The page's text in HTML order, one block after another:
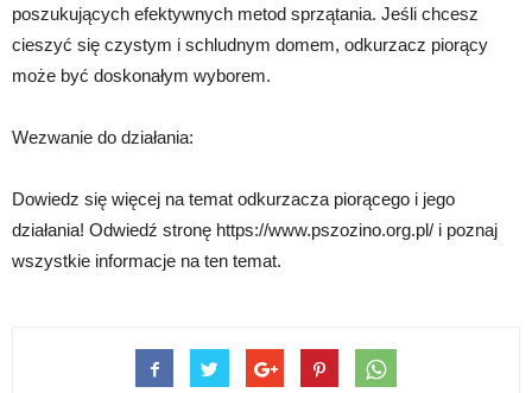
poszukujących efektywnych metod sprzątania. Jeśli chcesz
cieszyć się czystym i schludnym domem, odkurzacz piorący
może być doskonałym wyborem.
Wezwanie do działania:
Dowiedz się więcej na temat odkurzacza piorącego i jego
działania! Odwiedź stronę https://www.pszozino.org.pl/ i poznaj
wszystkie informacje na ten temat.